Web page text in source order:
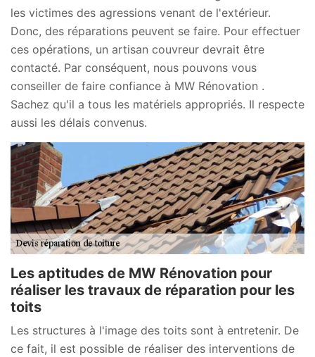
les victimes des agressions venant de l'extérieur.
Donc, des réparations peuvent se faire. Pour effectuer
ces opérations, un artisan couvreur devrait être
contacté. Par conséquent, nous pouvons vous
conseiller de faire confiance à MW Rénovation .
Sachez qu'il a tous les matériels appropriés. Il respecte
aussi les délais convenus.
Les aptitudes de MW Rénovation pour
réaliser les travaux de réparation pour les
toits
Les structures à l'image des toits sont à entretenir. De
ce fait, il est possible de réaliser des interventions de